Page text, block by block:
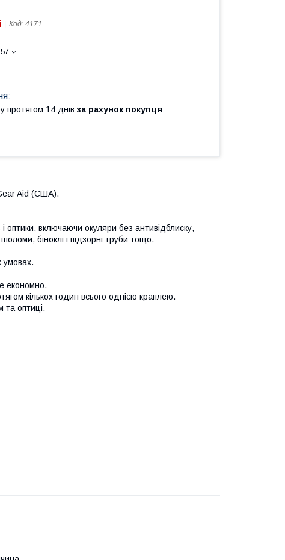
Код: 4171
протягом 14 днів за рахунок покупця
Aid (США).
оптики, включаючи окуляри без антивідблиску,
біноклі і підзорні труби тощо.
умовах.
економно.
кількох годин всього однією краплею.
та оптиці.